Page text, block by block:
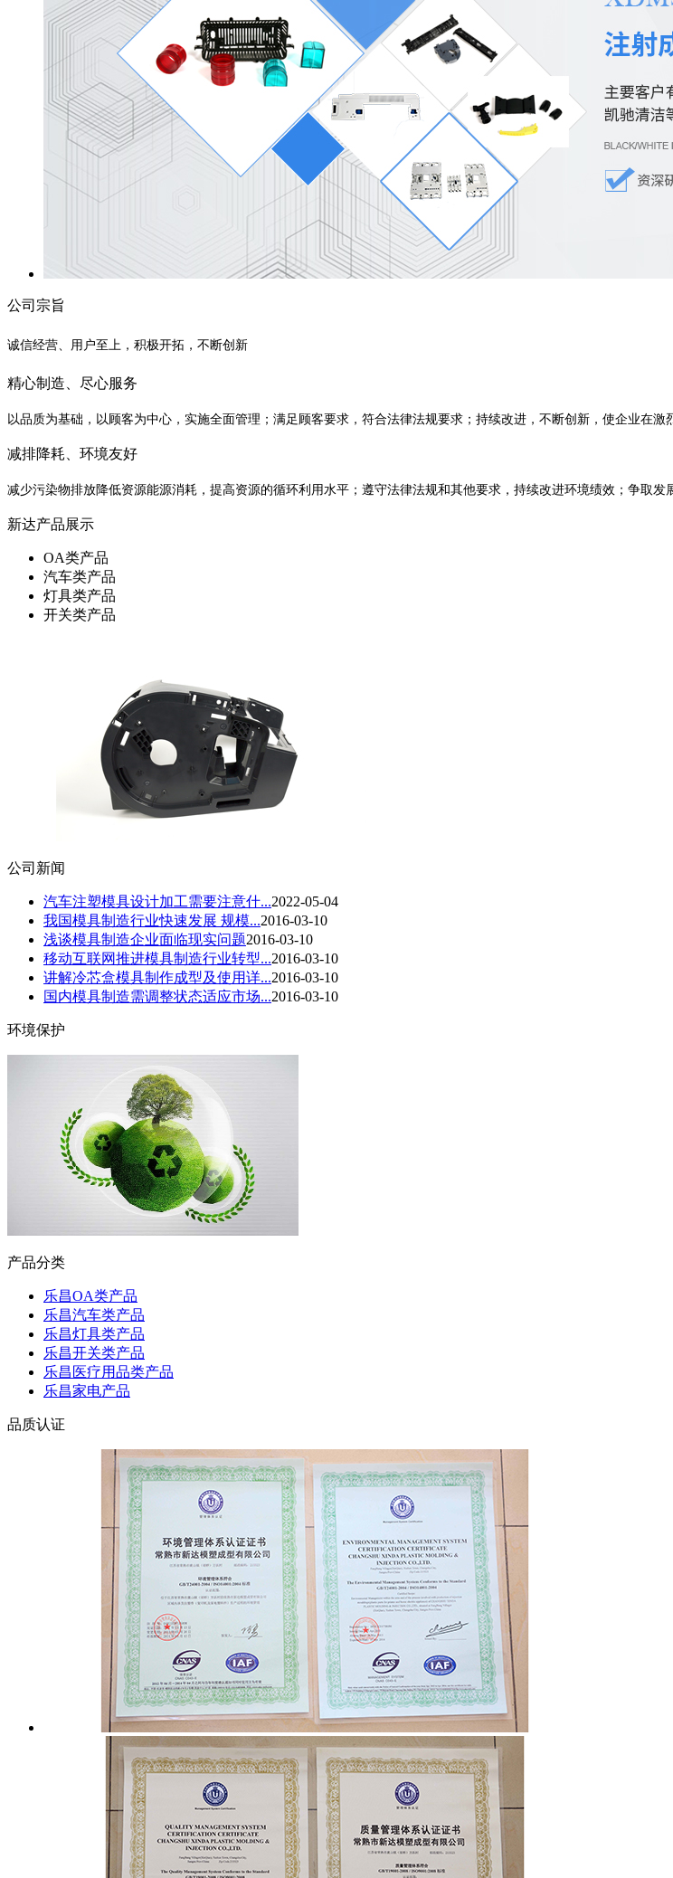
公司宗旨
诚信经营、用户至上，积极开拓，不断创新
精心制造、尽心服务
以品质为基础，以顾客为中心，实施全面管理；满足顾客要求，符合法律法规要求；持续改进，不断创新，使企业在激
减排降耗、环境友好
减少污染物排放降低资源能源消耗，提高资源的循环利用水平；遵守法律法规和其他要求，持续改进环境绩效；争取发
新达产品展示
OA类产品
汽车类产品
灯具类产品
开关类产品
公司新闻
汽车注塑模具设计加工需要注意什...2022-05-04
我国模具制造行业快速发展 规模...2016-03-10
浅谈模具制造企业面临现实问题2016-03-10
移动互联网推进模具制造行业转型...2016-03-10
讲解冷芯盒模具制作成型及使用详...2016-03-10
国内模具制造需调整状态适应市场...2016-03-10
环境保护
产品分类
乐昌OA类产品
乐昌汽车类产品
乐昌灯具类产品
乐昌开关类产品
乐昌医疗用品类产品
乐昌家电产品
品质认证